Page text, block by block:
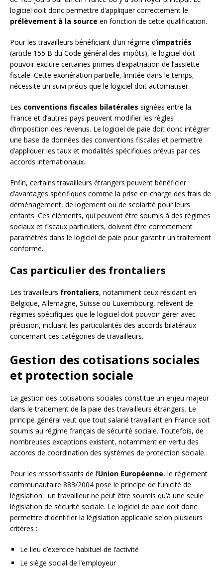
logiciel doit donc permettre d’appliquer correctement le
prélèvement à la source en fonction de cette qualification.
Pour les travailleurs bénéficiant d’un régime d’impatriés
(article 155 B du Code général des impôts), le logiciel doit
pouvoir exclure certaines primes d’expatriation de l’assiette
fiscale. Cette exonération partielle, limitée dans le temps,
nécessite un suivi précis que le logiciel doit automatiser.
Les conventions fiscales bilatérales signées entre la
France et d’autres pays peuvent modifier les règles
d’imposition des revenus. Le logiciel de paie doit donc intégrer
une base de données des conventions fiscales et permettre
d’appliquer les taux et modalités spécifiques prévus par ces
accords internationaux.
Enfin, certains travailleurs étrangers peuvent bénéficier
d’avantages spécifiques comme la prise en charge des frais de
déménagement, de logement ou de scolarité pour leurs
enfants. Ces éléments, qui peuvent être soumis à des régimes
sociaux et fiscaux particuliers, doivent être correctement
paramétrés dans le logiciel de paie pour garantir un traitement
conforme.
Cas particulier des frontaliers
Les travailleurs frontaliers, notamment ceux résidant en
Belgique, Allemagne, Suisse ou Luxembourg, relèvent de
régimes spécifiques que le logiciel doit pouvoir gérer avec
précision, incluant les particularités des accords bilatéraux
concernant ces catégories de travailleurs.
Gestion des cotisations sociales
et protection sociale
La gestion des cotisations sociales constitue un enjeu majeur
dans le traitement de la paie des travailleurs étrangers. Le
principe général veut que tout salarié travaillant en France soit
soumis au régime français de sécurité sociale. Toutefois, de
nombreuses exceptions existent, notamment en vertu des
accords de coordination des systèmes de protection sociale.
Pour les ressortissants de l’Union Européenne, le règlement
communautaire 883/2004 pose le principe de l’unicité de
législation : un travailleur ne peut être soumis qu’à une seule
législation de sécurité sociale. Le logiciel de paie doit donc
permettre d’identifier la législation applicable selon plusieurs
critères :
Le lieu d’exercice habituel de l’activité
Le siège social de l’employeur